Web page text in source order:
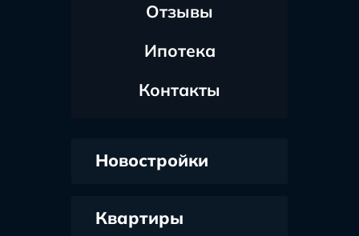
Отзывы
Ипотека
Контакты
Новостройки
Квартиры